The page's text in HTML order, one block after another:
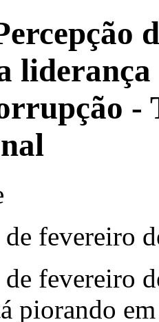
-
fevereiro
de fevereiro
piorando